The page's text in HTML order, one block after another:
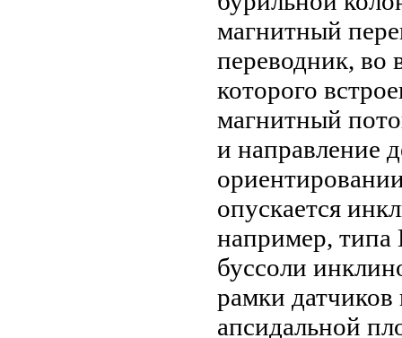
магнитный
переводник, во
которого
магнитный
и направление
опускается
например, типа
буссоли
рамки датчиков
апсидальной